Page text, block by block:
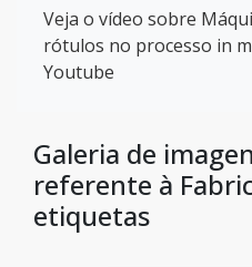
Veja o vídeo sobre
rótulos no processo in
Youtube
Galeria de
referente à
etiquetas